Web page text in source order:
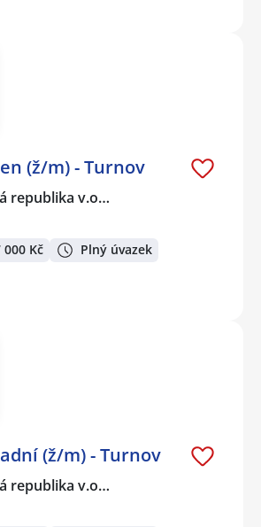
(ž/m) - Turnov
republika v.o…
000 Kč Plný úvazek
(ž/m) - Turnov
republika v.o…